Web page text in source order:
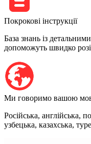
Покрокові інструкції
База знань із
допоможуть швидко
Ми говоримо вашою
Російська, англійська,
узбецька, казахська,